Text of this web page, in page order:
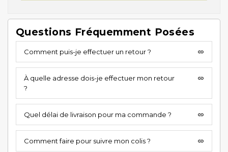
Questions Fréquemment Posées
Comment puis-je effectuer un retour ? insert_link
À quelle adresse dois-je effectuer mon retour
?
insert_link
Quel délai de livraison pour ma commande ? insert_link
Comment faire pour suivre mon colis ? insert_link